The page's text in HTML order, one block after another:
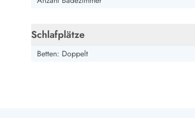
Nachhaltigkeit
Das sagen unsere Gäste
Schlafplätze
Betten: Doppelt